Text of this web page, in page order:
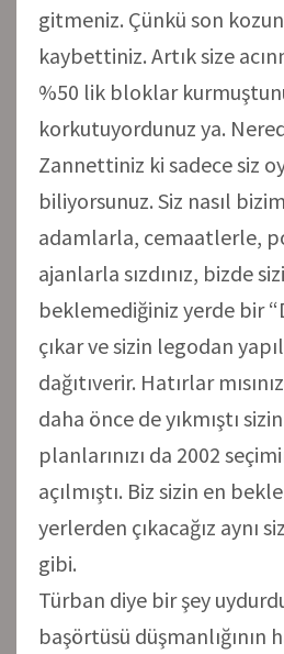
gitmeniz. Çünkü son
kaybettiniz. Artık size
%50 lik bloklar
korkutuyordunuz ya.
Zannettiniz ki sadece siz
biliyorsunuz. Siz nasıl
adamlarla, cemaatlerle,
ajanlarla sızdınız, bizde
beklemediğiniz yerde bir
çıkar ve sizin legodan
dağıtıverir. Hatırlar
daha önce de yıkmıştı
planlarınızı da 2002
açılmıştı. Biz sizin en
yerlerden çıkacağız aynı
gibi.
Türban diye bir şey
başörtüsü düşmanlığının